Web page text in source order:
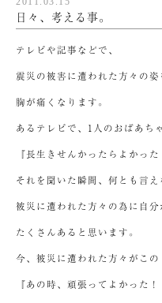
日々、考える事。
テレビや記事などで、
震災の被害に遭われた方々の姿
胸が痛くなります。
あるテレビで、1人のおばあち
『長生きせんかったらよかった
それを聞いた瞬間、何とも言え
被災に遭われた方々の為に自分
たくさんあると思います。
今、被災に遭われた方々がこ
『あの時、頑張ってよかった